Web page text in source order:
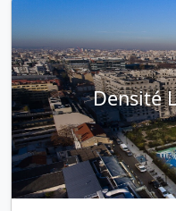
Densité